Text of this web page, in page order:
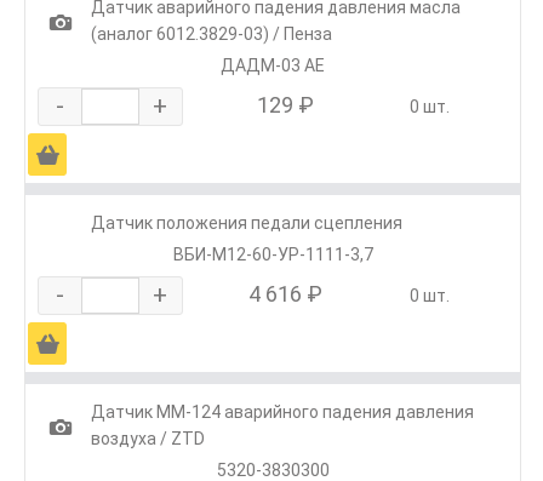
1
Датчик аварийного падения давления масла
(аналог 6012.3829-03) / Пенза
ДАДМ-03 АЕ
- + 129 ₽ 0 шт.
Ä
Датчик положения педали сцепления
ВБИ-М12-60-УР-1111-3,7
- + 4 616 ₽ 0 шт.
Ä
1
Датчик ММ-124 аварийного падения давления
воздуха / ZTD
5320-3830300